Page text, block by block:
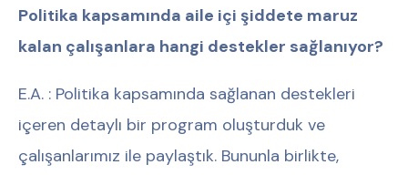
Politika kapsamında aile içi şiddete maruz
kalan çalışanlara hangi destekler sağlanıyor?
E.A. : Politika kapsamında sağlanan destekleri
içeren detaylı bir program oluşturduk ve
çalışanlarımız ile paylaştık. Bununla birlikte,